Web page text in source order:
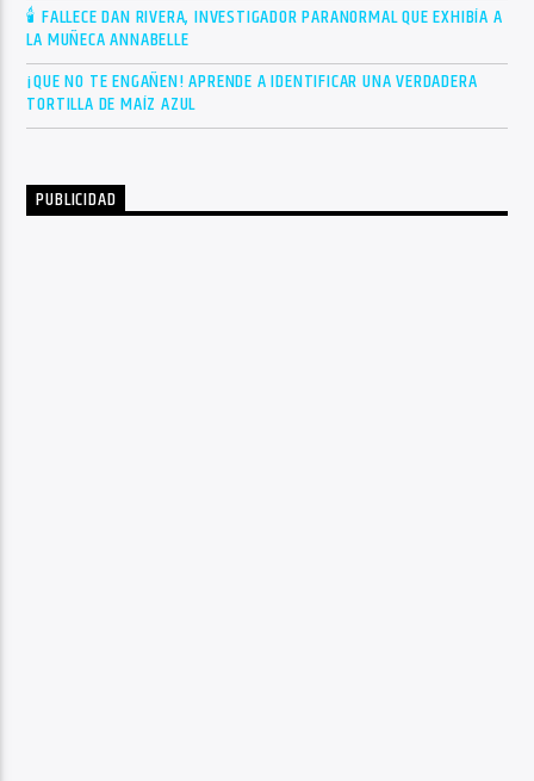
🕯 FALLECE DAN RIVERA, INVESTIGADOR PARANORMAL QUE EXHIBÍA A
LA MUÑECA ANNABELLE
¡QUE NO TE ENGAÑEN! APRENDE A IDENTIFICAR UNA VERDADERA
TORTILLA DE MAÍZ AZUL
PUBLICIDAD